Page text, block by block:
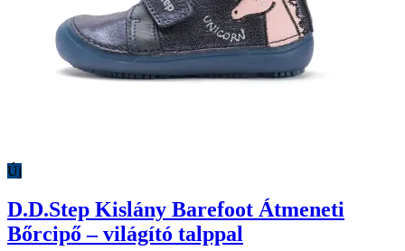
Új
D.D.Step Kislány Barefoot Átmeneti
Bőrcipő – világító talppal